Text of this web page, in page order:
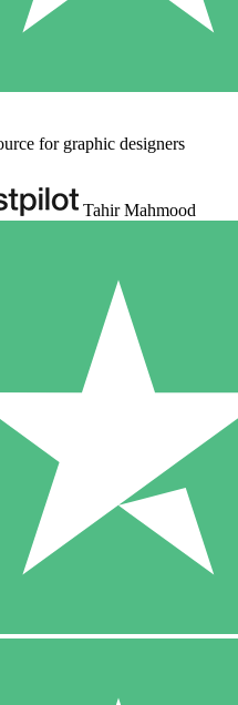
for graphic designers
Tahir Mahmood